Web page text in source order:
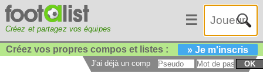
Créez et partagez vos équipes
☰
Créez vos propres compos et listes : » Je m'inscris
J'ai déjà un compte : OK